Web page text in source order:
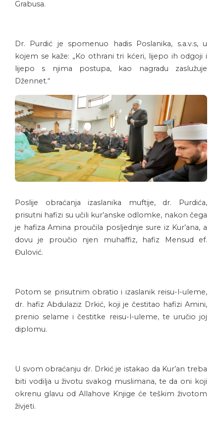
Grabusa.
Dr. Purdić je spomenuo hadis Poslanika, s.a.v.s, u
kojem se kaže: „Ko othrani tri kćeri, lijepo ih odgoji i
lijepo s njima postupa, kao nagradu zaslužuje
Džennet.“
Poslije obraćanja izaslanika muftije, dr. Purdića,
prisutni hafizi su učili kur’anske odlomke, nakon čega
je hafiza Amina proučila posljednje sure iz Kur’ana, a
dovu je proučio njen muhaffiz, hafiz Mensud ef.
Đulović.
Potom se prisutnim obratio i izaslanik reisu-l-uleme,
dr. hafiz Abdulaziz Drkić, koji je čestitao hafizi Amini,
prenio selame i čestitke reisu-l-uleme, te uručio joj
diplomu.
U svom obraćanju dr. Drkić je istakao da Kur’an treba
biti vodilja u životu svakog muslimana, te da oni koji
okrenu glavu od Allahove Knjige će teškim životom
živjeti.